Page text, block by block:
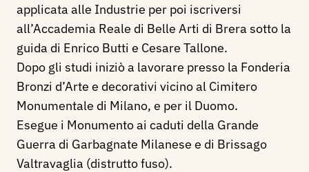
applicata alle Industrie per poi iscriversi
all’Accademia Reale di Belle Arti di Brera sotto la
guida di Enrico Butti e Cesare Tallone.
Dopo gli studi iniziò a lavorare presso la Fonderia
Bronzi d’Arte e decorativi vicino al Cimitero
Monumentale di Milano, e per il Duomo.
Esegue i Monumento ai caduti della Grande
Guerra di Garbagnate Milanese e di Brissago
Valtravaglia (distrutto fuso).